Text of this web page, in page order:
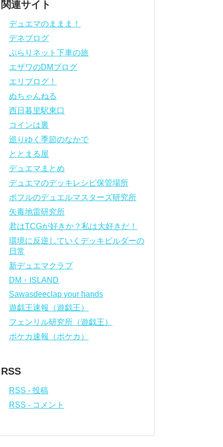
関連サイト
デュエマのままま！
デネブログ
ぶらりネット下車の旅
エザワのDMブログ
エリブログ！
ぬちゃんねる
西日暮里駅東口
コインは裏
巡りゆく季節のなかで
ととまる屋
デュエマまとめ
デュエマのデッキレシピ保管場所
ポフルのデュエルマスターズ研究所
矢毒地雷研究所
君はTCGが好きか？私は大好きだ！
環境に反逆していくデッキビルダーの
日常
新デュエマクラブ
DM・ISLAND
Sawasdeeclap your hands
遊戯王速報（遊戯王）
フェンリル研究所（遊戯王）
ポケカ速報（ポケカ）
RSS
RSS - 投稿
RSS - コメント